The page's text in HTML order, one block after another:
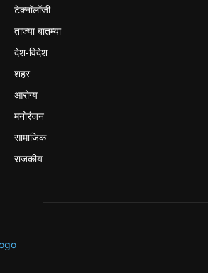
टेक्नॉलॉजी
ताज्या बातम्या
देश-विदेश
शहर
आरोग्य
मनोरंजन
सामाजिक
राजकीय